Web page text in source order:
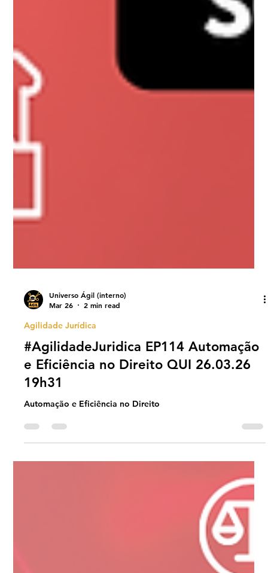
Mar 26
2 min read
Agilidade Jurídica
#AgilidadeJuridica EP114 Automação
e Eficiência no Direito QUI 26.03.26
19h31
Automação e Eficiência no Direito